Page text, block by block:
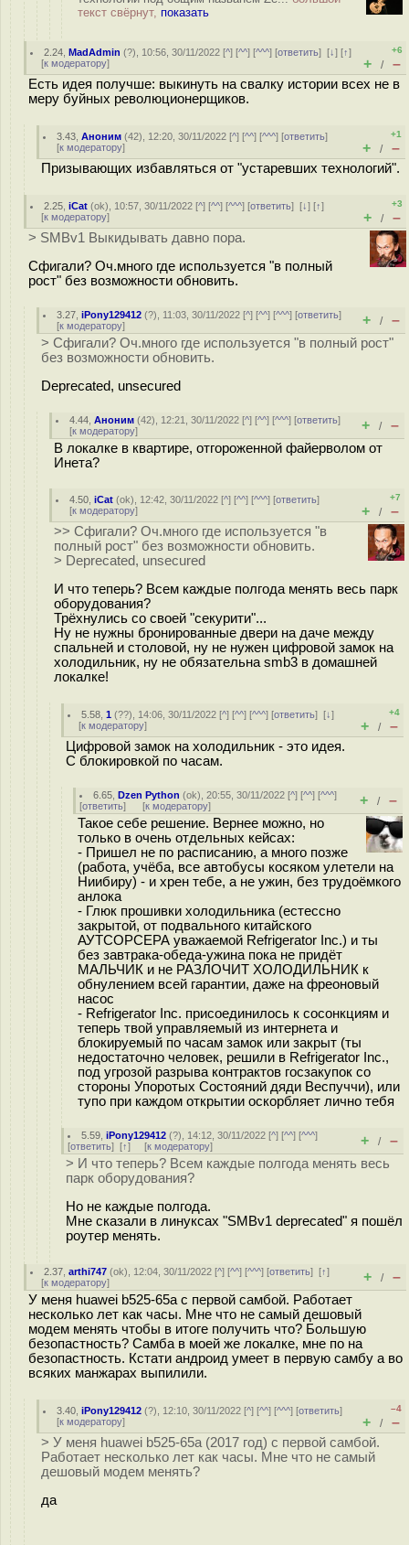
текст свёрнут, показать
2.24 ,MadAdmin (?), 10:56, 30/11/2022 [^] [^^] [^^^] [ответить][↓] [↑]
[к модератору]
+6
+ / –
Есть идея получше: выкинуть на свалку истории всех не в
меру буйных революционерщиков.
3.43 ,Аноним (42), 12:20, 30/11/2022 [^] [^^] [^^^] [ответить]
[к модератору]
+1
+ / –
Призывающих избавляться от "устаревших технологий".
2.25 ,iCat (ok), 10:57, 30/11/2022 [^] [^^] [^^^] [ответить][↓] [↑]
[к модератору]
+3
+ / –
> SMBv1 Выкидывать давно пора.
Сфигали? Оч.много где используется "в полный
рост" без возможности обновить.
3.27 ,iPony129412 (?), 11:03, 30/11/2022 [^] [^^] [^^^] [ответить]
[к модератору] + / –
> Сфигали? Оч.много где используется "в полный рост"
без возможности обновить.
Deprecated, unsecured
4.44 ,Аноним (42), 12:21, 30/11/2022 [^] [^^] [^^^] [ответить]
[к модератору] + / –
В локалке в квартире, отгороженной файерволом от
Инета?
4.50 ,iCat (ok), 12:42, 30/11/2022 [^] [^^] [^^^] [ответить]
[к модератору]
+7
+ / –
>> Сфигали? Оч.много где используется "в
полный рост" без возможности обновить.
> Deprecated, unsecured
И что теперь? Всем каждые полгода менять весь парк
оборудования?
Трёхнулись со своей "секурити"...
Ну не нужны бронированные двери на даче между
спальней и столовой, ну не нужен цифровой замок на
холодильник, ну не обязательна smb3 в домашней
локалке!
5.58 ,1 (??), 14:06, 30/11/2022 [^] [^^] [^^^] [ответить][↓]
[к модератору]
+4
+ / –
Цифровой замок на холодильник - это идея.
С блокировкой по часам.
6.65 ,Dzen Python (ok), 20:55, 30/11/2022 [^] [^^] [^^^]
[ответить] [к модератору] + / –
Такое себе решение. Вернее можно, но
только в очень отдельных кейсах:
- Пришел не по расписанию, а много позже
(работа, учёба, все автобусы косяком улетели на
Ниибиру) - и хрен тебе, а не ужин, без трудоёмкого
анлока
- Глюк прошивки холодильника (естессно
закрытой, от подвального китайского
АУТСОРСЕРА уважаемой Refrigerator Inc.) и ты
без завтрака-обеда-ужина пока не придёт
МАЛЬЧИК и не РАЗЛОЧИТ ХОЛОДИЛЬНИК к
обнулением всей гарантии, даже на фреоновый
насос
- Refrigerator Inc. присоединилось к сосонкциям и
теперь твой управляемый из интернета и
блокируемый по часам замок или закрыт (ты
недостаточно человек, решили в Refrigerator Inc.,
под угрозой разрыва контрактов госзакупок со
стороны Упоротых Состояний дяди Веспуччи), или
тупо при каждом открытии оскорбляет лично тебя
5.59 ,iPony129412 (?), 14:12, 30/11/2022 [^] [^^] [^^^]
[ответить] [↑] [к модератору] + / –
> И что теперь? Всем каждые полгода менять весь
парк оборудования?
Но не каждые полгода.
Мне сказали в линуксах "SMBv1 deprecated" я пошёл
роутер менять.
2.37 ,arthi747 (ok), 12:04, 30/11/2022 [^] [^^] [^^^] [ответить][↑]
[к модератору] + / –
У меня huawei b525-65a с первой самбой. Работает
несколько лет как часы. Мне что не самый дешовый
модем менять чтобы в итоге получить что? Большую
безопастность? Самба в моей же локалке, мне по на
безопастность. Кстати андроид умеет в первую самбу а во
всяких манжарах выпилили.
3.40 ,iPony129412 (?), 12:10, 30/11/2022 [^] [^^] [^^^] [ответить]
[к модератору]
–4
+ / –
> У меня huawei b525-65a (2017 год) с первой самбой.
Работает несколько лет как часы. Мне что не самый
дешовый модем менять?
да